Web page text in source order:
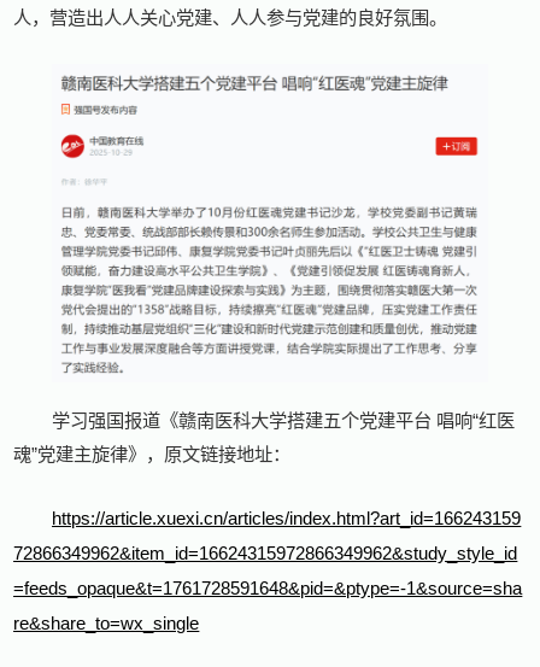
人，营造出人人关心党建、人人参与党建的良好氛围。
学习强国报道《赣南医科大学搭建五个党建平台 唱响“红医
魂”党建主旋律》，原文链接地址：
https://article.xuexi.cn/articles/index.html?art_id=166243159
72866349962&item_id=16624315972866349962&study_style_id
=feeds_opaque&t=1761728591648&pid=&ptype=-1&source=sha
re&share_to=wx_single